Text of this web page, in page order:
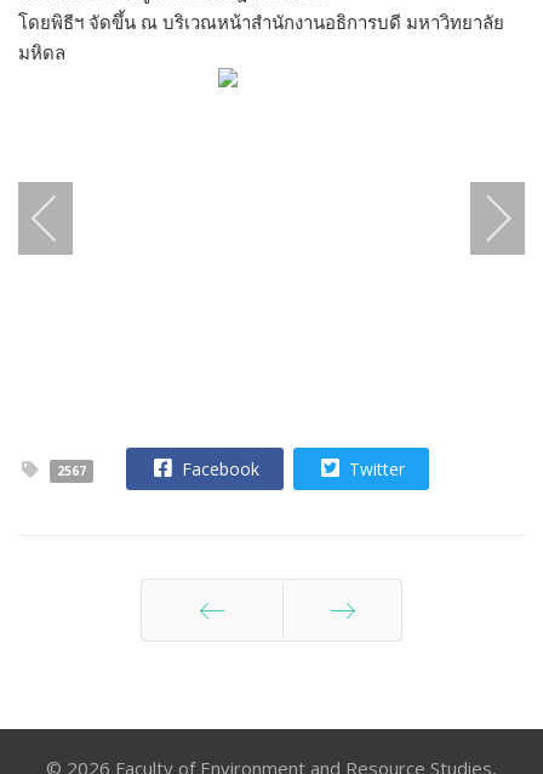
โดยพิธีฯ จัดขึ้น ณ บริเวณหน้าสำนักงานอธิการบดี มหาวิทยาลัย
มหิดล
2567 Facebook Twitter
© 2026 Faculty of Environment and Resource Studies,